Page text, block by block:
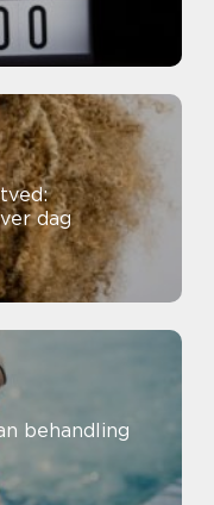
dag
behandling